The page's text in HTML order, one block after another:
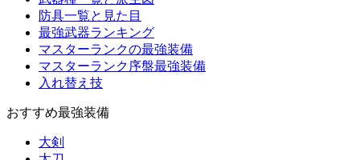
防具一覧と見た目
最強武器ランキング
マスターランクの最強装備
マスターランク序盤最強装備
入れ替え技
おすすめ最強装備
大剣